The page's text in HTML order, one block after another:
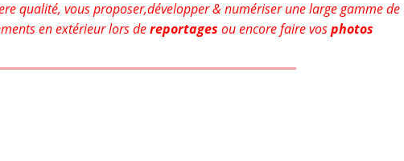
qualité, vous proposer,développer & numériser une large gamme de
en extérieur lors dereportages ou encore faire vosphotos